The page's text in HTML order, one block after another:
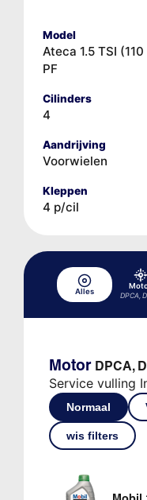
Model
Ateca 1.5 TSI
PF
Cilinders
4
Aandrijving
Voorwielen
Kleppen
4 p/cil
Alles
DPCA,
Motor DPCA,
Service vulling
Normaal
wis filters